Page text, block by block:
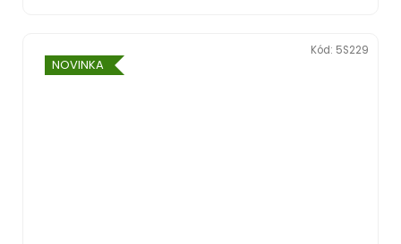
NOVINKA
Kód: 5S229